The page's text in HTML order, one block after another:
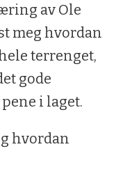
av Ole
meg hvordan
terrenget,
gode
i laget.
hvordan